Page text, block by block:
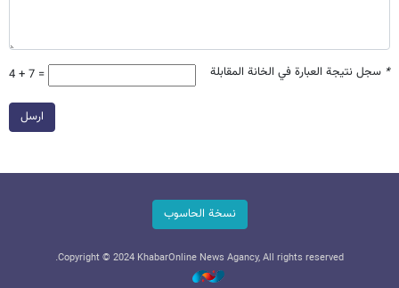
* سجل نتيجة العبارة في الخانة المقابلة 4 + 7 =
ارسل
نسخة الحاسوب
Copyright © 2024 KhabarOnline News Agancy, All rights reserved.